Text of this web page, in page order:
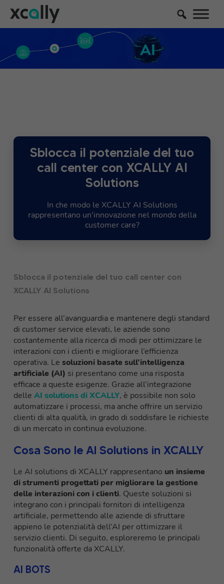
Sblocca il potenziale del tuo
call center con XCALLY AI
Solutions
In che modo le XCALLY AI Solutions
rappresentano un'innovazione nel mondo della
customer care?
Sblocca il potenziale del tuo call center con
XCALLY AI Solutions
Per essere all’avanguardia e mantenere degli standard
di customer service elevati, le aziende sono
costantemente alla ricerca di modi per ottimizzare le
interazioni con i clienti e migliorare l’efficienza
operativa. Le soluzioni basate sull’intelligenza
artificiale (AI) si presentano come una risposta
efficace a queste esigenze. Grazie all’integrazione
delle AI solutions di XCALLY, è possibile non solo
automatizzare i processi, ma anche offrire un servizio
clienti di alta qualità, in grado di soddisfare le richieste
di un mercato in continua evoluzione.
Cosa Sono le AI Solutions in XCALLY
Le AI solutions di XCALLY rappresentano un insieme
di strumenti progettati per migliorare la gestione
delle interazioni con i clienti. Queste soluzioni si
integrano con i principali fornitori di intelligenza
artificiale, permettendo alle aziende di sfruttare
appieno le potenzialità dell’AI per ottimizzare il
servizio clienti. Di seguito, esploreremo le principali
funzionalità offerte da XCALLY.
AI BOTS